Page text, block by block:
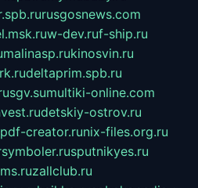
rusgosnews.com
w-dev.ruf-ship.ru
malinasp.rukinosvin.ru
deltaprim.spb.ru
sgv.sumultiki-online.com
detskiy-ostrov.ru
pdf-creator.runix-files.org.ru
sputnikyes.ru
zallclub.ru